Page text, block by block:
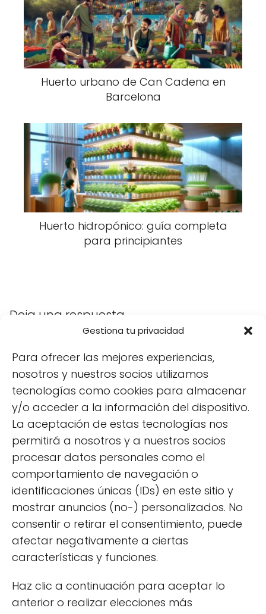
Gestiona tu privacidad
Para ofrecer las mejores experiencias,
nosotros y nuestros socios utilizamos
tecnologías como cookies para almacenar
y/o acceder a la información del dispositivo.
La aceptación de estas tecnologías nos
permitirá a nosotros y a nuestros socios
procesar datos personales como el
comportamiento de navegación o
identificaciones únicas (IDs) en este sitio y
mostrar anuncios (no-) personalizados. No
consentir o retirar el consentimiento, puede
afectar negativamente a ciertas
características y funciones.
Haz clic a continuación para aceptar lo
anterior o realizar elecciones más
Huerto urbano de Can Cadena en
Barcelona
Huerto hidropónico: guía completa
para principiantes
Deja una respuesta
★